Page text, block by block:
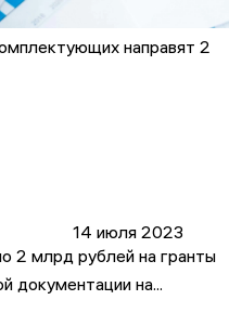
направят 2
14 июля 2023
2 млрд рублей на гранты
документации на...